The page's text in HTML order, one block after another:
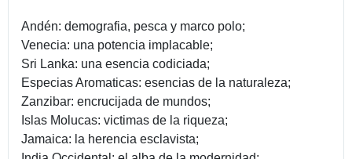
Andén: demografia, pesca y marco polo;
Venecia: una potencia implacable;
Sri Lanka: una esencia codiciada;
Especias Aromaticas: esencias de la naturaleza;
Zanzibar: encrucijada de mundos;
Islas Molucas: victimas de la riqueza;
Jamaica: la herencia esclavista;